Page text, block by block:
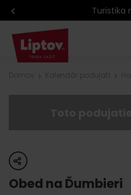
share
Obed na Ďumbieri